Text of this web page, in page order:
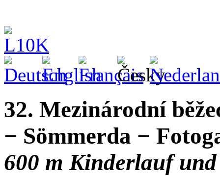
32. Mezinárodní
− Sömmerda −
600 m Kinderlauf